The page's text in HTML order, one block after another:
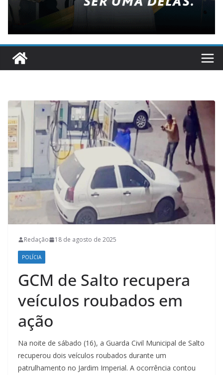
Redação 18 de agosto de 2025
POLÍCIA
GCM de Salto recupera
veículos roubados em
ação
Na noite de sábado (16), a Guarda Civil Municipal de Salto
recuperou dois veículos roubados durante um
patrulhamento no Jardim Imperial. A ocorrência contou